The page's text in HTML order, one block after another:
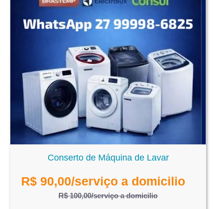
Conserto de Máquina de Lavar
R$ 90,00/serviço a domicilio
R$ 100,00/serviço a domicilio